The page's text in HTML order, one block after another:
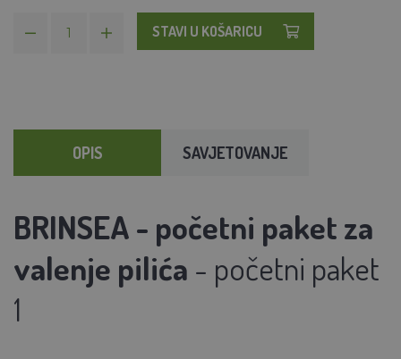
STAVI U KOŠARICU
OPIS SAVJETOVANJE
BRINSEA - početni paket za
valenje pilića - početni paket
1